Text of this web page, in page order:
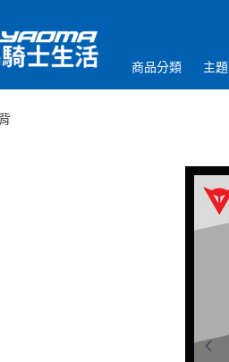
商品分類 主